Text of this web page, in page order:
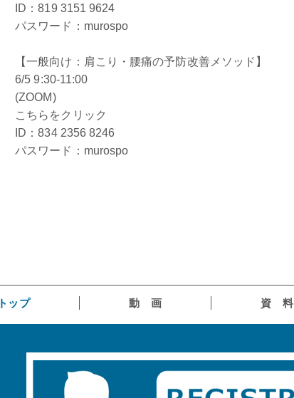
ID：819 3151 9624
パスワード：murospo
【一般向け：肩こり・腰痛の予防改善メソッド】
6/5 9:30-11:00
(ZOOM)
こちらをクリック
ID：834 2356 8246
パスワード：murospo
トップ 動 画 資 料